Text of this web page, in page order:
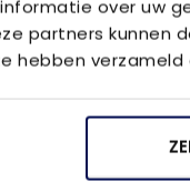
over uw
partners
hebben verzameld